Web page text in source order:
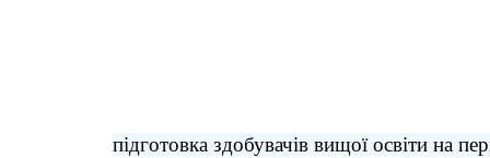
підготовка здобувачів вищої освіти на